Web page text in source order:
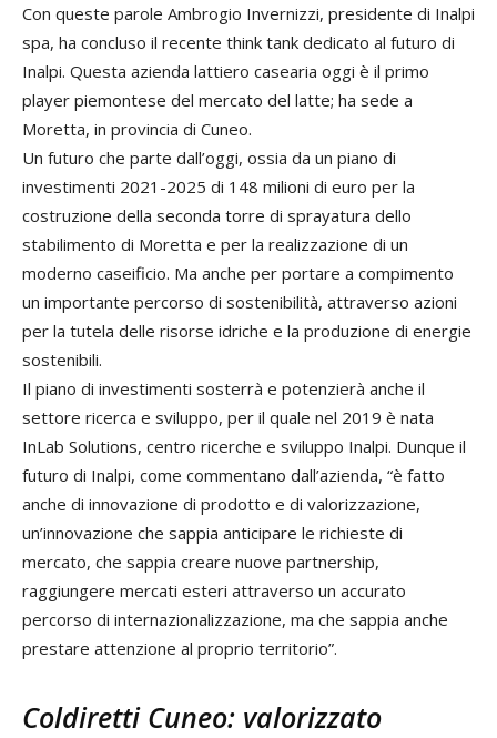
Con queste parole Ambrogio Invernizzi, presidente di Inalpi
spa, ha concluso il recente think tank dedicato al futuro di
Inalpi. Questa azienda lattiero casearia oggi è il primo
player piemontese del mercato del latte; ha sede a
Moretta, in provincia di Cuneo.
Un futuro che parte dall’oggi, ossia da un piano di
investimenti 2021-2025 di 148 milioni di euro per la
costruzione della seconda torre di sprayatura dello
stabilimento di Moretta e per la realizzazione di un
moderno caseificio. Ma anche per portare a compimento
un importante percorso di sostenibilità, attraverso azioni
per la tutela delle risorse idriche e la produzione di energie
sostenibili.
Il piano di investimenti sosterrà e potenzierà anche il
settore ricerca e sviluppo, per il quale nel 2019 è nata
InLab Solutions, centro ricerche e sviluppo Inalpi. Dunque il
futuro di Inalpi, come commentano dall’azienda, “è fatto
anche di innovazione di prodotto e di valorizzazione,
un’innovazione che sappia anticipare le richieste di
mercato, che sappia creare nuove partnership,
raggiungere mercati esteri attraverso un accurato
percorso di internazionalizzazione, ma che sappia anche
prestare attenzione al proprio territorio”.
Coldiretti Cuneo: valorizzato